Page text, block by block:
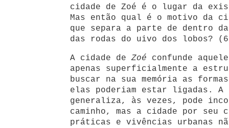
cidade de Zoé é o lugar da
Mas então qual é o motivo da
que separa a parte de dentro
das rodas do uivo dos lobos?
A cidade deZoé confunde
apenas superficialmente a
buscar na sua memória as
elas poderiam estar ligadas. A
generaliza, às vezes, pode
caminho, mas a cidade por seu
práticas e vivências urbanas